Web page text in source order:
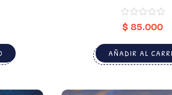
$85.000
AÑADIR AL